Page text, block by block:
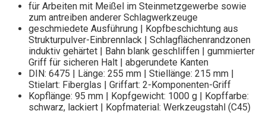
für Arbeiten mit Meißel im Steinmetzgewerbe sowie
zum antreiben anderer Schlagwerkzeuge
geschmiedete Ausführung | Kopfbeschichtung aus
Strukturpulver-Einbrennlack | Schlagflächenrandzonen
induktiv gehärtet | Bahn blank geschliffen | gummierter
Griff für sicheren Halt | abgerundete Kanten
DIN: 6475 | Länge: 255 mm | Stiellänge: 215 mm |
Stielart: Fiberglas | Griffart: 2-Komponenten-Griff
Kopflänge: 95 mm | Kopfgewicht: 1000 g | Kopffarbe:
schwarz, lackiert | Kopfmaterial: Werkzeugstahl (C45)